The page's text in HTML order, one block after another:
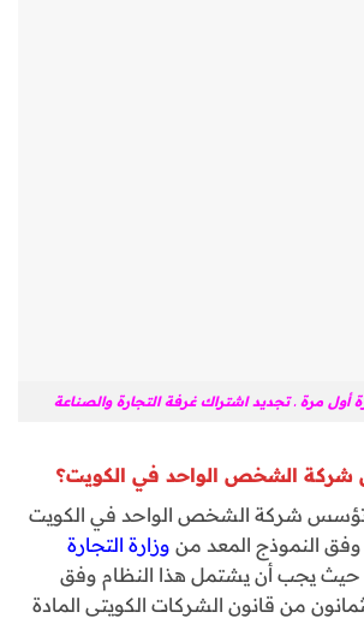
أول مرة ـ تجديد اشتراك غرفة التجارة والصناعة
شركة الشخص الواحد في الكويت؟
تؤسس شركة الشخص الواحد في الكويت
وفق النموذج المعد من وزارة التجارة
حيث يجب أن يشتمل هذا النظام وفق
من قانون الشركات الكويتي المادة